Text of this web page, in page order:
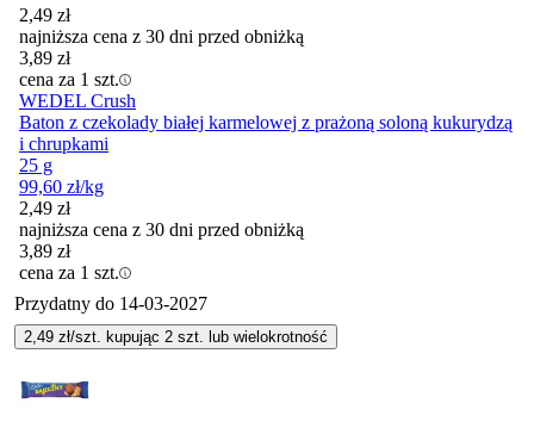
2,49 zł
najniższa cena z 30 dni przed obniżką
3,89 zł
cena za 1 szt.
WEDEL Crush
Baton z czekolady białej karmelowej z prażoną soloną kukurydzą
i chrupkami
25 g
99,60 zł/kg
2,49 zł
najniższa cena z 30 dni przed obniżką
3,89 zł
cena za 1 szt.
Przydatny do 14-03-2027
2,49 zł/szt. kupując 2 szt. lub wielokrotność